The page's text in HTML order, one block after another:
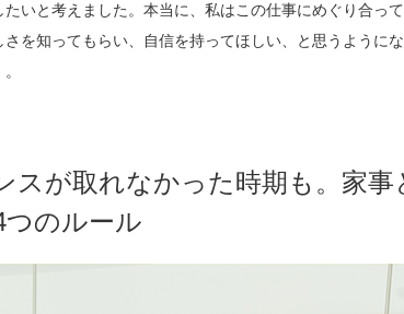
いと考えました。本当に、私はこの仕事にめぐり合っ
を知ってもらい、自信を持ってほしい、と思うように
スが取れなかった時期も。家事
つのルール